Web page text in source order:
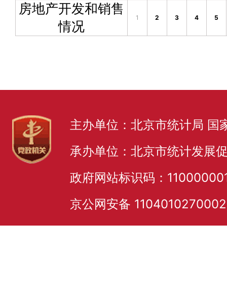
房地产开发和销售
情况
1 2 3 4 5
主办单位：北京市统计局 国
承办单位：北京市统计发展
政府网站标识码：
京公网安备